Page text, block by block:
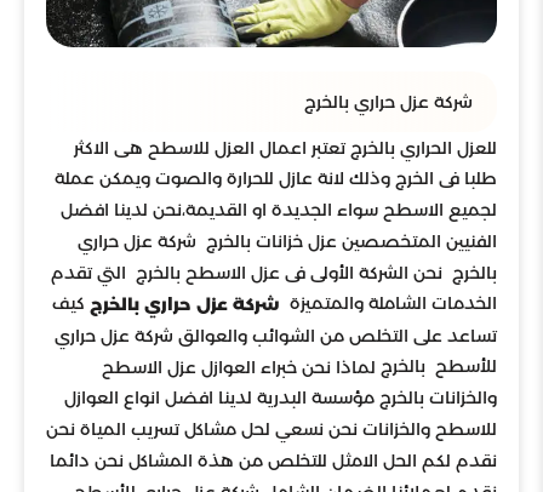
شركة عزل حراري بالخرج
للعزل الحراري بالخرج تعتبر اعمال العزل للاسطح هى الاكثر
طلبا فى الخرج وذلك لانة عازل للحرارة والصوت ويمكن عملة
لجميع الاسطح سواء الجديدة او القديمة،نحن لدينا افضل
الفنيين المتخصصين عزل خزانات بالخرج شركة عزل حراري
بالخرج نحن الشركة الأولى فى عزل الاسطح بالخرج التي تقدم
الخدمات الشاملة والمتميزة شركة عزل حراري بالخرج كيف
تساعد على التخلص من الشوائب والعوالق شركة عزل حراري
للأسطح بالخرج لماذا نحن خبراء العوازل عزل الاسطح
والخزانات بالخرج مؤسسة البدرية لدينا افضل انواع العوازل
للاسطح والخزانات نحن نسعي لحل مشاكل تسريب المياة نحن
نقدم لكم الحل الامثل للتخلص من هذة المشاكل نحن دائما